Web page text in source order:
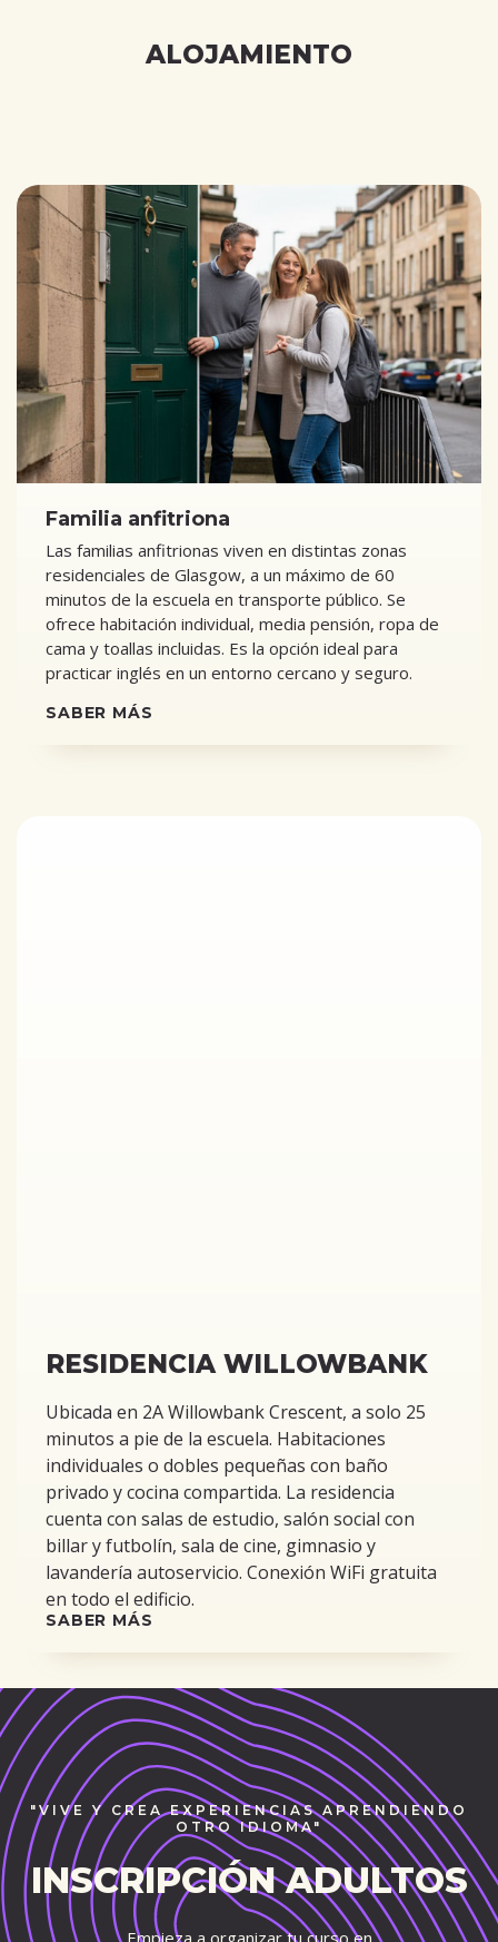
ALOJAMIENTO
Familia anfitriona
Las familias anfitrionas viven en distintas zonas
residenciales de Glasgow, a un máximo de 60
minutos de la escuela en transporte público. Se
ofrece habitación individual, media pensión, ropa de
cama y toallas incluidas. Es la opción ideal para
practicar inglés en un entorno cercano y seguro.
SABER MÁS
RESIDENCIA WILLOWBANK
Ubicada en 2A Willowbank Crescent, a solo 25
minutos a pie de la escuela. Habitaciones
individuales o dobles pequeñas con baño
privado y cocina compartida. La residencia
cuenta con salas de estudio, salón social con
billar y futbolín, sala de cine, gimnasio y
lavandería autoservicio. Conexión WiFi gratuita
en todo el edificio.
SABER MÁS
"VIVE Y CREA EXPERIENCIAS APRENDIENDO
OTRO IDIOMA"
INSCRIPCIÓN ADULTOS
Empieza a organizar tu curso en